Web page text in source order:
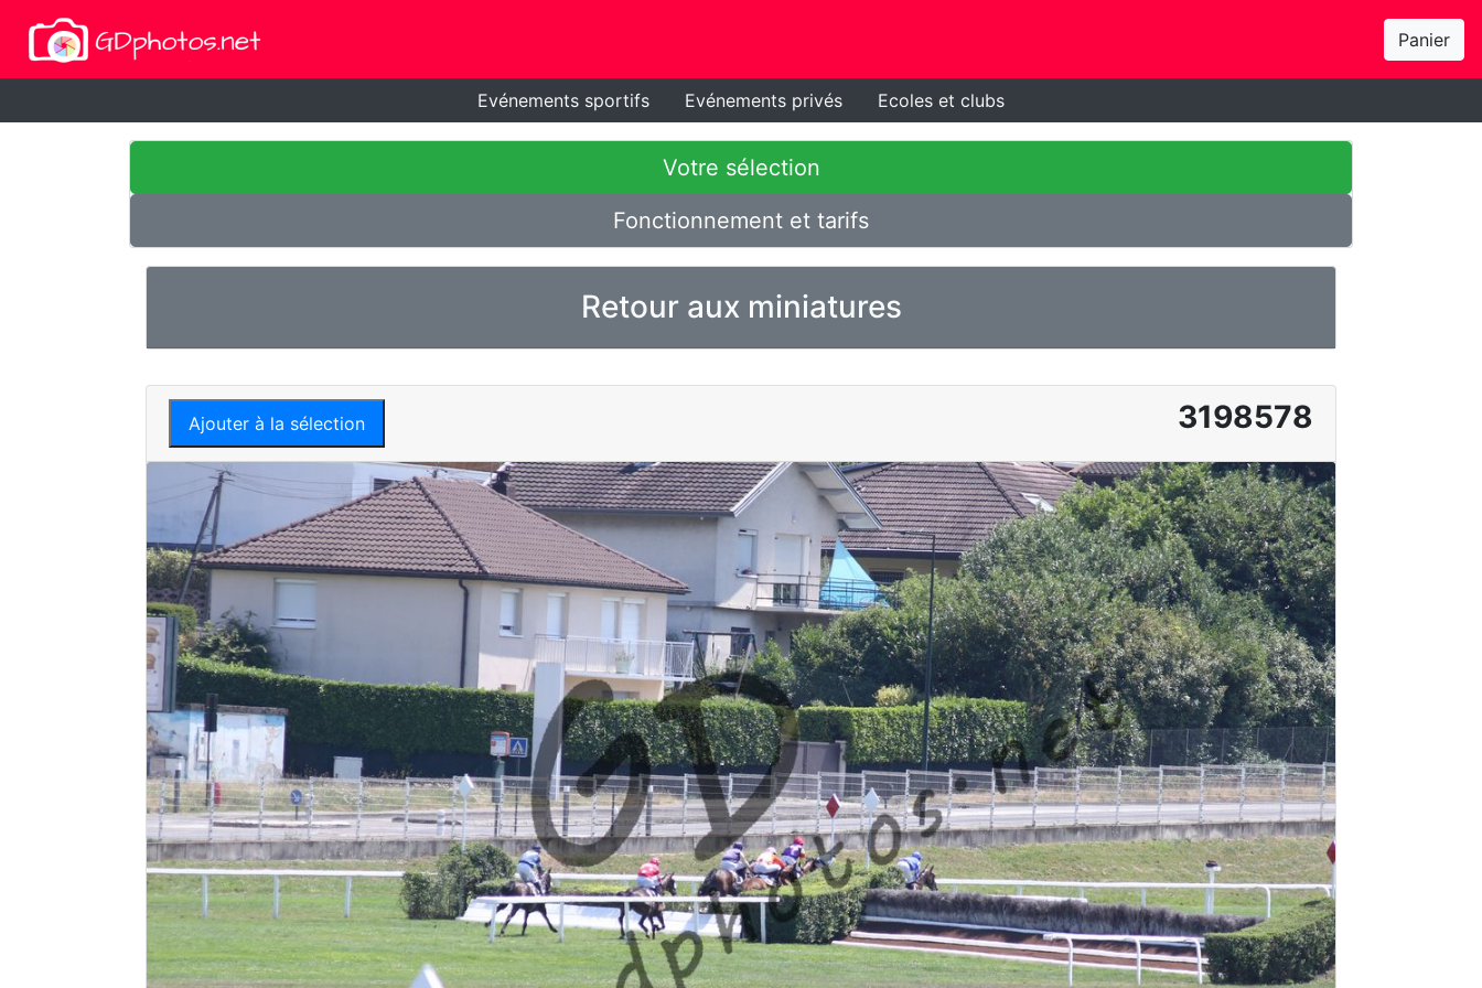
Panier
Evénements sportifs Evénements privés Ecoles et clubs
Votre sélection
Fonctionnement et tarifs
Retour aux miniatures
Ajouter à la sélection 3198578